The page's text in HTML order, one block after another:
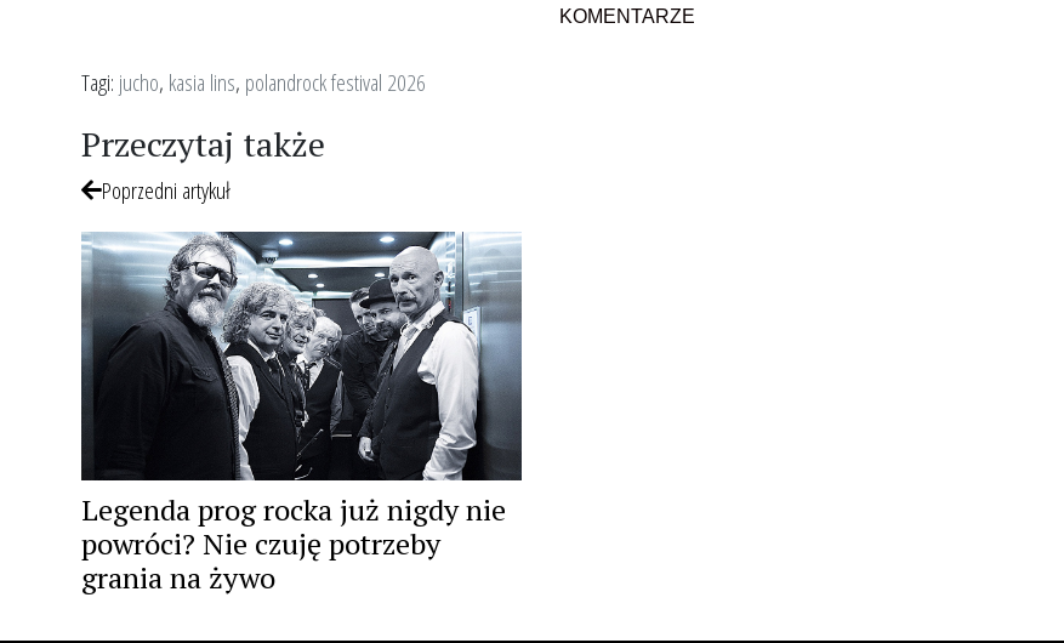
KOMENTARZE
Tagi: jucho, kasia lins, polandrock festival 2026
Przeczytaj także
Poprzedni artykuł
Legenda prog rocka już nigdy nie
powróci? Nie czuję potrzeby
grania na żywo